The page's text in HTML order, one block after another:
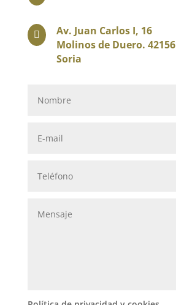

Av. Juan Carlos I, 16
Molinos de Duero. 42156
Soria